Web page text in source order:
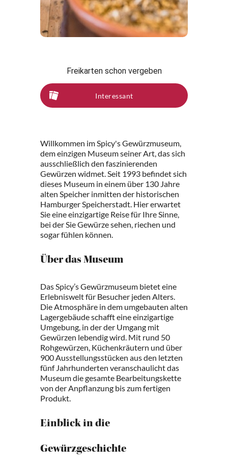
Freikarten schon vergeben
Interessant
Willkommen im Spicy's Gewürzmuseum,
dem einzigen Museum seiner Art, das sich
ausschließlich den faszinierenden
Gewürzen widmet. Seit 1993 befindet sich
dieses Museum in einem über 130 Jahre
alten Speicher inmitten der historischen
Hamburger Speicherstadt. Hier erwartet
Sie eine einzigartige Reise für Ihre Sinne,
bei der Sie Gewürze sehen, riechen und
sogar fühlen können.
Über das Museum
Das Spicy’s Gewürzmuseum bietet eine
Erlebniswelt für Besucher jeden Alters.
Die Atmosphäre in dem umgebauten alten
Lagergebäude schafft eine einzigartige
Umgebung, in der der Umgang mit
Gewürzen lebendig wird. Mit rund 50
Rohgewürzen, Küchenkräutern und über
900 Ausstellungsstücken aus den letzten
fünf Jahrhunderten veranschaulicht das
Museum die gesamte Bearbeitungskette
von der Anpflanzung bis zum fertigen
Produkt.
Einblick in die
Gewürzgeschichte